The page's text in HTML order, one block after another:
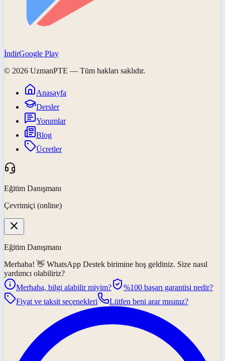
İndirGoogle Play
© 2026 UzmanPTE — Tüm hakları saklıdır.
Anasayfa
Dersler
Yorumlar
Blog
Ücretler
Eğitim Danışmanı
Çevrimiçi (online)
Eğitim Danışmanı
Merhaba! 👋 WhatsApp Destek birimine hoş geldiniz. Size nasıl
yardımcı olabiliriz?
Merhaba, bilgi alabilir miyim?
%100 başarı garantisi nedir?
Fiyat ve taksit seçenekleri
Lütfen beni arar mısınız?